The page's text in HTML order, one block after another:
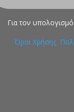
Για τον
Όροι Χρήσης